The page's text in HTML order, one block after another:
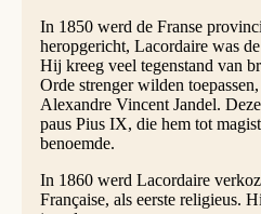
In 1850 werd de Franse
heropgericht, Lacordaire was
Hij kreeg veel tegenstand van
Orde strenger wilden
Alexandre Vincent Jandel.
paus Pius IX, die hem tot
benoemde.
In 1860 werd Lacordaire
Française, als eerste religieus.